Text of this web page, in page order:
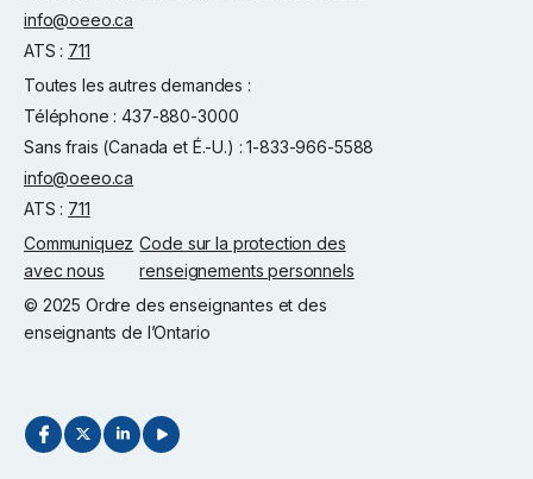
info@oeeo.ca
ATS : 711
Toutes les autres demandes :
Téléphone : 437-880-3000
Sans frais (Canada et É.-U.) : 1-833-966-5588
info@oeeo.ca
ATS : 711
Communiquez
avec nous
Code sur la protection des
renseignements personnels
© 2025 Ordre des enseignantes et des
enseignants de l’Ontario